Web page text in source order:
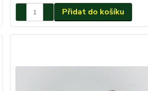
Přidat do košíku